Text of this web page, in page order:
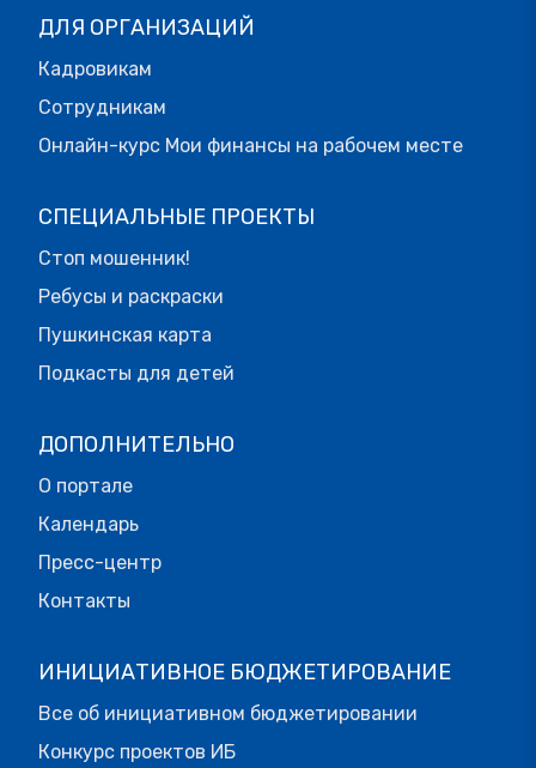
ДЛЯ ОРГАНИЗАЦИЙ
Кадровикам
Сотрудникам
Онлайн-курс Мои финансы на рабочем месте
СПЕЦИАЛЬНЫЕ ПРОЕКТЫ
Стоп мошенник!
Ребусы и раскраски
Пушкинская карта
Подкасты для детей
ДОПОЛНИТЕЛЬНО
О портале
Календарь
Пресс-центр
Контакты
ИНИЦИАТИВНОЕ БЮДЖЕТИРОВАНИЕ
Все об инициативном бюджетировании
Конкурс проектов ИБ